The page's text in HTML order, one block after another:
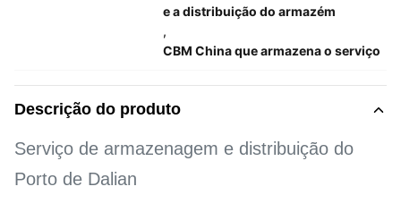
e a distribuição do armazém
,
CBM China que armazena o serviço
Descrição do produto
Serviço de armazenagem e distribuição do
Porto de Dalian